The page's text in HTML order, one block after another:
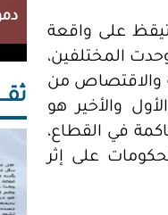
على واقعة
المختلفين،
والاقتصاص من
والأخير هو
في القطاع،
على إثر